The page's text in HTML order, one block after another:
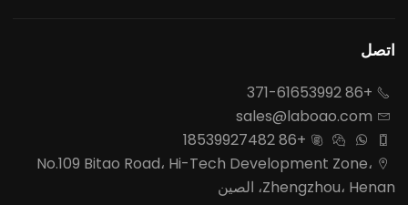
اتصل

+86 371-61653992

sales@laboao.com




+86 18539927482
 No.109 Bitao Road، Hi-Tech Development Zone،
Zhengzhou، Henan، الصين